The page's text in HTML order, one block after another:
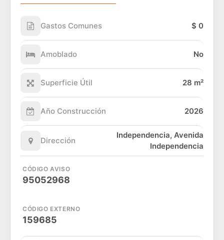
Gastos Comunes $ 0
Amoblado No
Superficie Útil 28 m²
Año Construcción 2026
Dirección
Independencia, Avenida
Independencia
CÓDIGO AVISO
95052968
CÓDIGO EXTERNO
159685